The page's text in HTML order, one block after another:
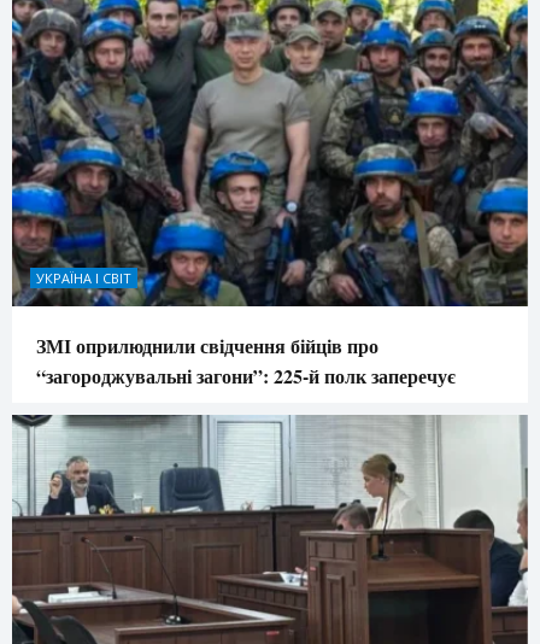
УКРАЇНА І СВІТ
ЗМІ оприлюднили свідчення бійців про
“загороджувальні загони”: 225-й полк заперечує